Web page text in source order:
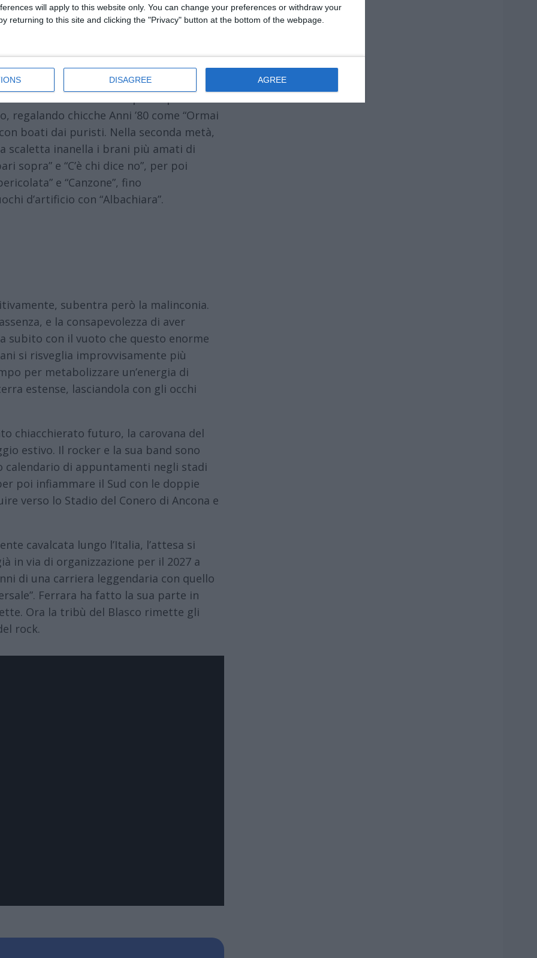
will apply to this website only. You can change your preferences or withdraw your
returning to this site and clicking the "Privacy" button at the bottom of the webpage.
DISAGREE AGREE
da guerra perfetta, spinta da una band
Vasco entra sul palco e, fedele alla
tutti con una partenza tiratissima e
storico che non eseguiva dal vivo
e ballate intime. La prima parte dello
chicche Anni ’80 come “Ormai
boati dai puristi. Nella seconda metà,
scaletta inanella i brani più amati di
sopra” e “C’è chi dice no”, per poi
e “Canzone”, fino
d’artificio con “Albachiara”.
subentra però la malinconia.
e la consapevolezza di aver
subito con il vuoto che questo enorme
si risveglia improvvisamente più
per metabolizzare un’energia di
estense, lasciandola con gli occhi
chiacchierato futuro, la carovana del
estivo. Il rocker e la sua band sono
di appuntamenti negli stadi
poi infiammare il Sud con le doppie
verso lo Stadio del Conero di Ancona e
cavalcata lungo l’Italia, l’attesa si
in via di organizzazione per il 2027 a
di una carriera leggendaria con quello
Ferrara ha fatto la sua parte in
Ora la tribù del Blasco rimette gli
rock.